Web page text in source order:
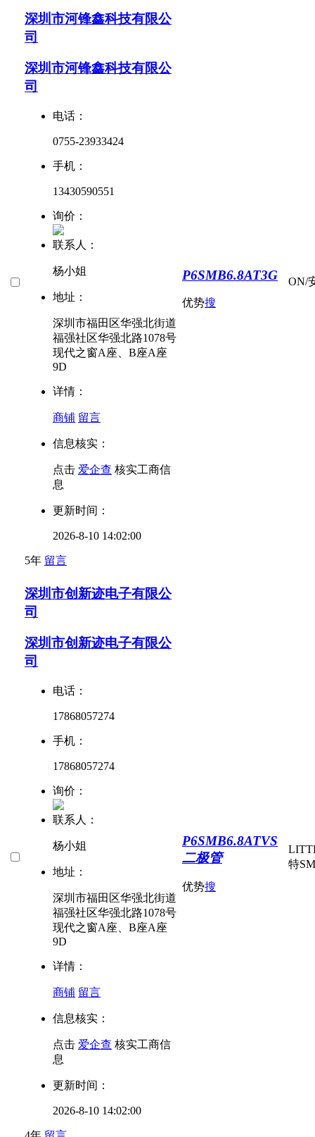
深圳市河锋鑫科技有限公
司
深圳市河锋鑫科技有限公
司
电话：
0755-23933424
手机：
13430590551
询价：
联系人：
杨小姐
地址：
深圳市福田区华强北街道
福强社区华强北路1078号
现代之窗A座、B座A座
9D
详情：
商铺 留言
信息核实：
点击 爱企查 核实工商信
息
更新时间：
2026-8-10 14:02:00
5年 留言
P6SMB6.8AT3G
优势搜
ON/
深圳市创新迹电子有限公
司
深圳市创新迹电子有限公
司
电话：
17868057274
手机：
17868057274
询价：
联系人：
杨小姐
地址：
深圳市福田区华强北街道
福强社区华强北路1078号
现代之窗A座、B座A座
9D
详情：
商铺 留言
信息核实：
点击 爱企查 核实工商信
息
更新时间：
2026-8-10 14:02:00
P6SMB6.8ATVS
二极管
优势搜
特